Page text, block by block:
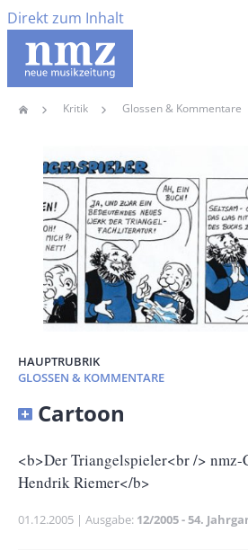
Direkt zum Inhalt
Home Kritik Glossen & Kommentare
Hauptbild
HAUPTRUBRIK
GLOSSEN & KOMMENTARE
Banner
Size
Cartoon
Untertitel
<b>Der Triangelspieler<br /> nmz-
Hendrik Riemer</b>
Publikationsdatum
01.12.2005 Ausgabe 12/2005 - 54.